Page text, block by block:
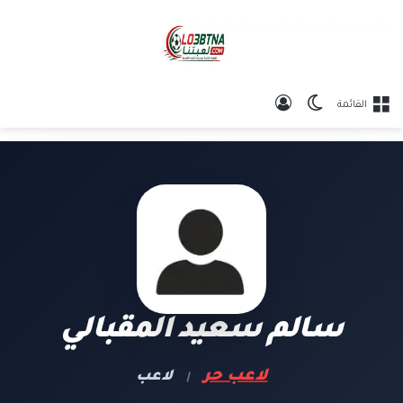
القائمة الوضع المظلم
سالم سعيد المقبالي
لاعب حر | لاعب